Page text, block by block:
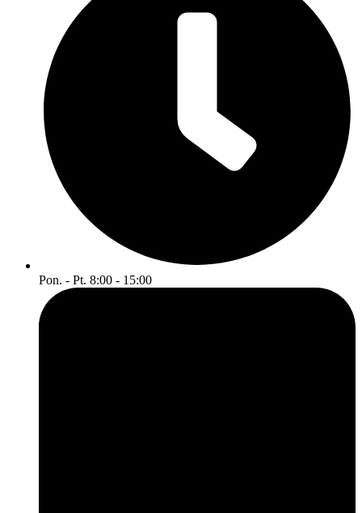
Pon. - Pt. 8:00 - 15:00